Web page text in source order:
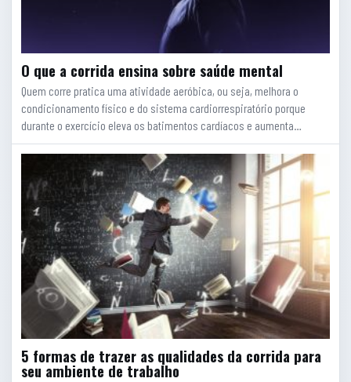
O que a corrida ensina sobre saúde mental
Quem corre pratica uma atividade aeróbica, ou seja, melhora o
condicionamento físico e do sistema cardiorrespiratório porque
durante o exercício eleva os batimentos cardíacos e aumenta…
5 formas de trazer as qualidades da corrida para
seu ambiente de trabalho